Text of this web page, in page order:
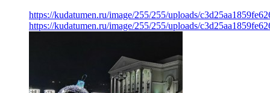
https://kudatumen.ru/image/255/255/uploads/
https://kudatumen.ru/image/255/255/uploads/